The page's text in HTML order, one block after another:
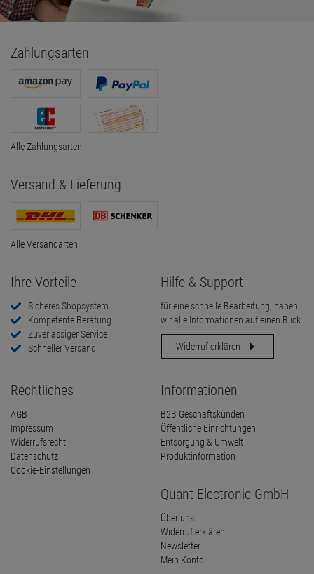
Zahlungsarten
Alle Zahlungsarten
Versand & Lieferung
Alle Versandarten
Ihre Vorteile
Sicheres Shopsystem
Kompetente Beratung
Zuverlässiger Service
Schneller Versand
Hilfe & Support
für eine schnelle Bearbeitung, haben
wir alle Informationen auf einen Blick
Widerruf erklären
Rechtliches
AGB
Impressum
Widerrufsrecht
Datenschutz
Cookie-Einstellungen
Informationen
B2B Geschäftskunden
Öffentliche Einrichtungen
Entsorgung & Umwelt
Produktinformation
Quant Electronic GmbH
Über uns
Widerruf erklären
Newsletter
Mein Konto